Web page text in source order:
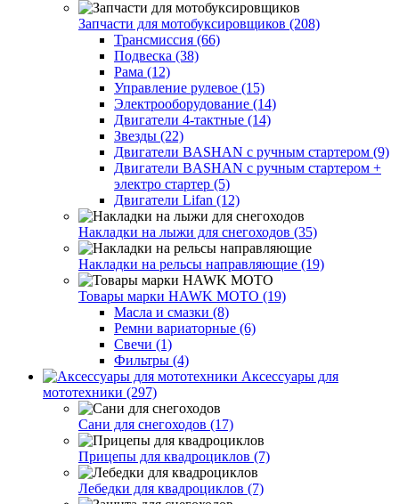
Запчасти для мотобуксировщиков (208)
Трансмиссия (66)
Подвеска (38)
Рама (12)
Управление рулевое (15)
Электрооборудование (14)
Двигатели 4-тактные (14)
Звезды (22)
Двигатели BASHAN с ручным стартером (9)
Двигатели BASHAN с ручным стартером +
электро стартер (5)
Двигатели Lifan (12)
Накладки на лыжи для снегоходов (35)
Накладки на рельсы направляющие (19)
Товары марки HAWK MOTO (19)
Масла и смазки (8)
Ремни вариаторные (6)
Свечи (1)
Фильтры (4)
Аксессуары для
мототехники (297)
Сани для снегоходов (17)
Прицепы для квадроциклов (7)
Лебедки для квадроциклов (7)